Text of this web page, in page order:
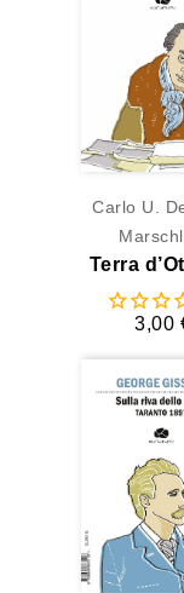
Carlo U.
Terra
3,00